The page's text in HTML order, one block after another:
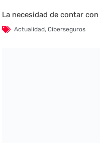
La necesidad de contar
Actualidad,Ciberseguros